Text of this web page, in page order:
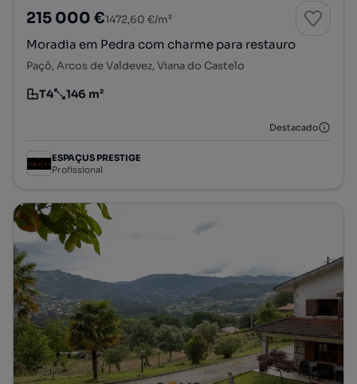
215 000 €1472,60 €/m²
Moradia em Pedra com charme para restauro
Paçô, Arcos de Valdevez, Viana do Castelo
Tipologia
T4
Preço por metro quadrado
146 m²
Destacado
ESPAÇUS PRESTIGE
Profissional